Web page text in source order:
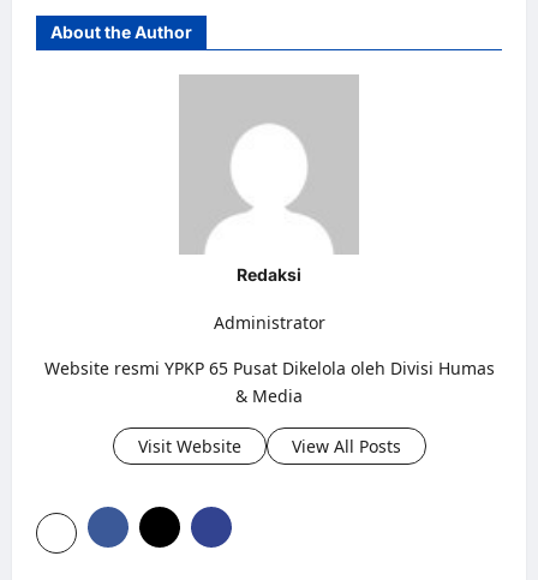
About the Author
Redaksi
Administrator
Website resmi YPKP 65 Pusat Dikelola oleh Divisi Humas
& Media
Visit Website View All Posts